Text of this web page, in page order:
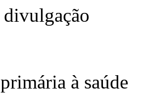
à saúde